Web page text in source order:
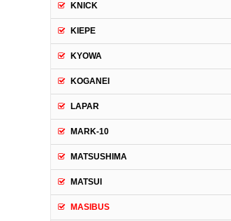
KNICK
KIEPE
KYOWA
KOGANEI
LAPAR
MARK-10
MATSUSHIMA
MATSUI
MASIBUS